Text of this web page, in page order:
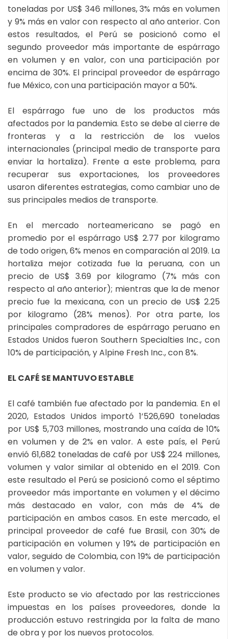
toneladas por US$ 346 millones, 3% más en volumen
y 9% más en valor con respecto al año anterior. Con
estos resultados, el Perú se posicionó como el
segundo proveedor más importante de espárrago
en volumen y en valor, con una participación por
encima de 30%. El principal proveedor de espárrago
fue México, con una participación mayor a 50%.
El espárrago fue uno de los productos más
afectados por la pandemia. Esto se debe al cierre de
fronteras y a la restricción de los vuelos
internacionales (principal medio de transporte para
enviar la hortaliza). Frente a este problema, para
recuperar sus exportaciones, los proveedores
usaron diferentes estrategias, como cambiar uno de
sus principales medios de transporte.
En el mercado norteamericano se pagó en
promedio por el espárrago US$ 2.77 por kilogramo
de todo origen, 6% menos en comparación al 2019. La
hortaliza mejor cotizada fue la peruana, con un
precio de US$ 3.69 por kilogramo (7% más con
respecto al año anterior); mientras que la de menor
precio fue la mexicana, con un precio de US$ 2.25
por kilogramo (28% menos). Por otra parte, los
principales compradores de espárrago peruano en
Estados Unidos fueron Southern Specialties Inc., con
10% de participación, y Alpine Fresh Inc., con 8%.
EL CAFÉ SE MANTUVO ESTABLE
El café también fue afectado por la pandemia. En el
2020, Estados Unidos importó 1’526,690 toneladas
por US$ 5,703 millones, mostrando una caída de 10%
en volumen y de 2% en valor. A este país, el Perú
envió 61,682 toneladas de café por US$ 224 millones,
volumen y valor similar al obtenido en el 2019. Con
este resultado el Perú se posicionó como el séptimo
proveedor más importante en volumen y el décimo
más destacado en valor, con más de 4% de
participación en ambos casos. En este mercado, el
principal proveedor de café fue Brasil, con 30% de
participación en volumen y 19% de participación en
valor, seguido de Colombia, con 19% de participación
en volumen y valor.
Este producto se vio afectado por las restricciones
impuestas en los países proveedores, donde la
producción estuvo restringida por la falta de mano
de obra y por los nuevos protocolos.